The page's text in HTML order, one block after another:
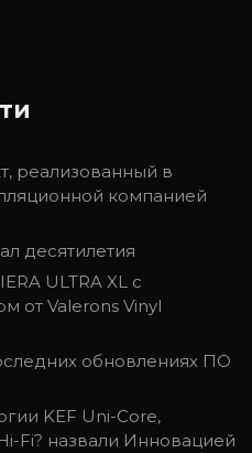
реализованный в
компанией
десятилетия
ULTRA XL с
от Valerons Vinyl
обновлениях ПО
KEF Uni-Core,
Fi? назвали Инновацией